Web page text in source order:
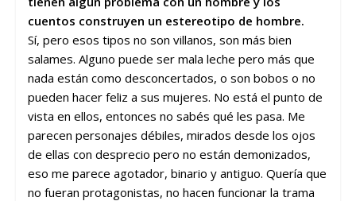
cuentos construyen un estereotipo de hombre.
Sí, pero esos tipos no son villanos, son más bien
salames. Alguno puede ser mala leche pero más que
nada están como desconcertados, o son bobos o no
pueden hacer feliz a sus mujeres. No está el punto de
vista en ellos, entonces no sabés qué les pasa. Me
parecen personajes débiles, mirados desde los ojos
de ellas con desprecio pero no están demonizados,
eso me parece agotador, binario y antiguo. Quería que
no fueran protagonistas, no hacen funcionar la trama